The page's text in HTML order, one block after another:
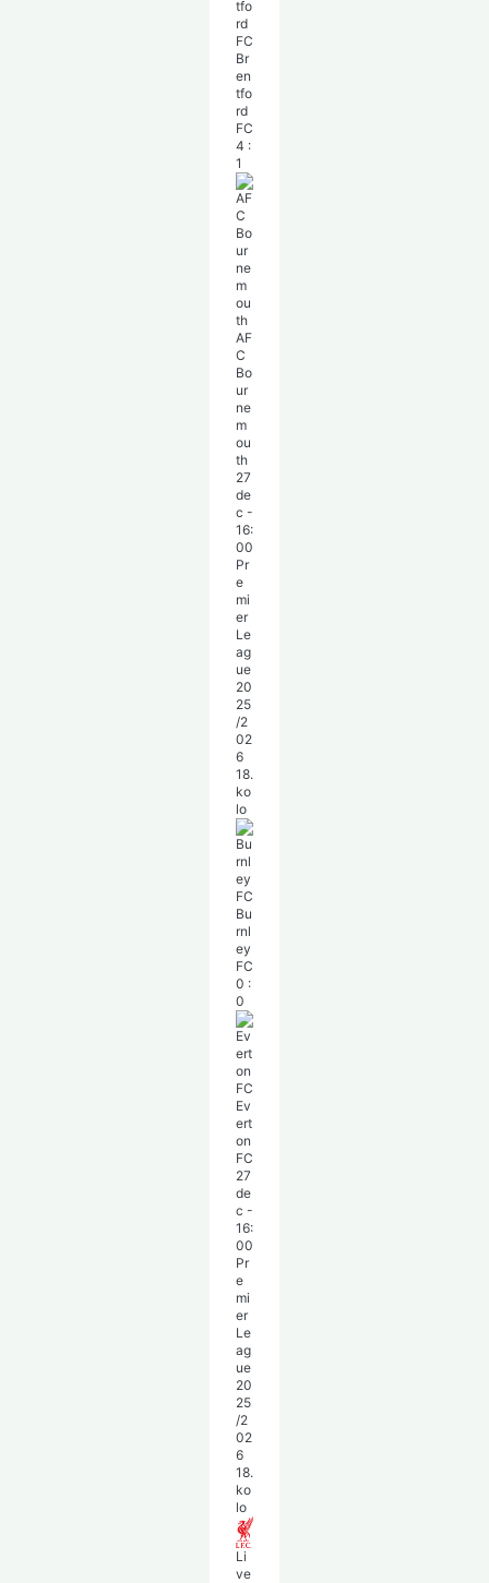
Br
en
tfo
rd
FC
4 :
1
AF
C
Bo
ur
ne
m
ou
th
27
de
c -
16:
00
Pr
e
mi
er
Le
ag
ue
20
25
/2
02
6
18.
ko
lo
Bu
rnl
ey
FC
0 :
0
Ev
ert
on
FC
27
de
c -
16:
00
Pr
e
mi
er
Le
ag
ue
20
25
/2
02
6
18.
ko
lo
Li
ve